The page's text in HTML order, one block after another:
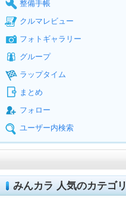
整備手帳
クルマレビュー
フォトギャラリー
グループ
ラップタイム
まとめ
フォロー
ユーザー内検索
みんカラ 人気のカテゴリ